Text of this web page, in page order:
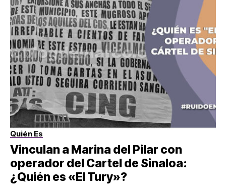
Quién Es
Vinculan a Marina del Pilar con
operador del Cartel de Sinaloa:
¿Quién es «El Tury»?